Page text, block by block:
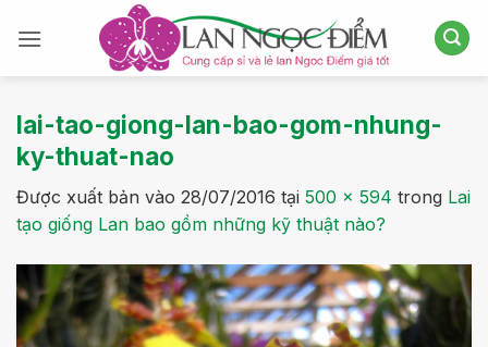
qua
lai-tao-giong-lan-bao-gom-nhung-
ky-thuat-nao
Được xuất bản vào 28/07/2016 tại 500 × 594 trong Lai
tạo giống Lan bao gồm những kỹ thuật nào?